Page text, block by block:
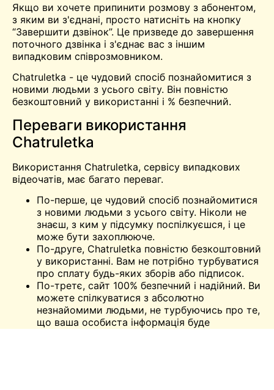
Якщо ви хочете припинити розмову з абонентом,
з яким ви з'єднані, просто натисніть на кнопку
“Завершити дзвінок”. Це призведе до завершення
поточного дзвінка і з'єднає вас з іншим
випадковим співрозмовником.
Chatruletka - це чудовий спосіб познайомитися з
новими людьми з усього світу. Він повністю
безкоштовний у використанні і % безпечний.
Переваги використання
Chatruletka
Використання Chatruletka, сервісу випадкових
відеочатів, має багато переваг.
По-перше, це чудовий спосіб познайомитися
з новими людьми з усього світу. Ніколи не
знаєш, з ким у підсумку поспілкуєшся, і це
може бути захоплююче.
По-друге, Chatruletka повністю безкоштовний
у використанні. Вам не потрібно турбуватися
про сплату будь-яких зборів або підписок.
По-третє, сайт 100% безпечний і надійний. Ви
можете спілкуватися з абсолютно
незнайомими людьми, не турбуючись про те,
що ваша особиста інформація буде